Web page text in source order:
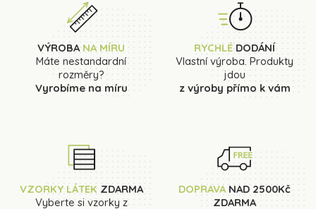
VÝROBA NA MÍRU
Máte nestandardní
rozměry?
Vyrobíme na míru
RYCHLÉDODÁNÍ
Vlastní výroba. Produkty
jdou
z výroby přímo k vám
VZORKY LÁTEK ZDARMA
Vyberte si vzorky z
DOPRAVANAD 2500Kč
ZDARMA